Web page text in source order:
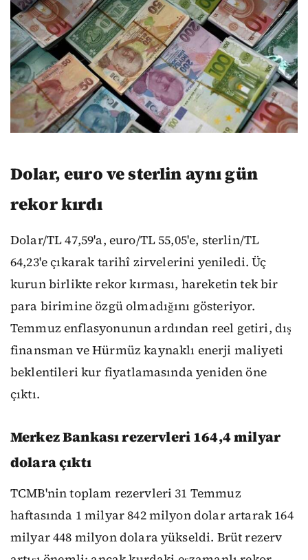
Dolar, euro ve sterlin aynı gün
rekor kırdı
Dolar/TL 47,59'a, euro/TL 55,05'e, sterlin/TL
64,23'e çıkarak tarihî zirvelerini yeniledi. Üç
kurun birlikte rekor kırması, hareketin tek bir
para birimine özgü olmadığını gösteriyor.
Temmuz enflasyonunun ardından reel getiri, dış
finansman ve Hürmüz kaynaklı enerji maliyeti
beklentileri kur fiyatlamasında yeniden öne
çıktı.
Merkez Bankası rezervleri 164,4 milyar
dolara çıktı
TCMB'nin toplam rezervleri 31 Temmuz
haftasında 1 milyar 842 milyon dolar artarak 164
milyar 448 milyon dolara yükseldi. Brüt rezerv